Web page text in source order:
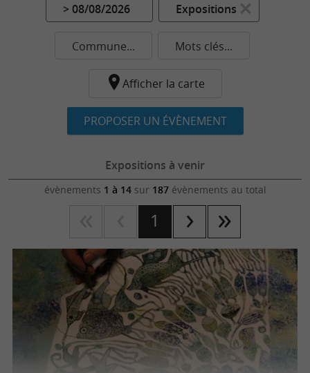
> 08/08/2026 Expositions
Commune... Mots clés...
Afficher la carte
PROPOSER UN ÉVÈNEMENT
Expositions à venir
évènements 1 à 14sur 187évènements au total
1